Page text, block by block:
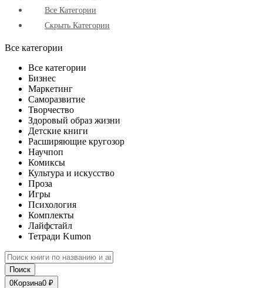
Все Категории
Скрыть Категории
Все категории
Все категории
Бизнес
Маркетинг
Саморазвитие
Творчество
Здоровый образ жизни
Детские книги
Расширяющие кругозор
Научпоп
Комиксы
Культура и искусство
Проза
Игры
Психология
Комплекты
Лайфстайл
Тетради Kumon
Поиск
0Корзина0 ₽